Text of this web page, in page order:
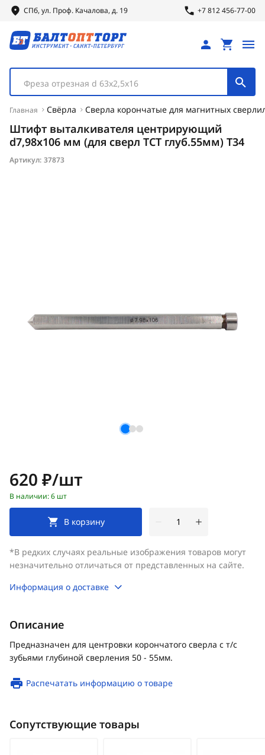
СПб, ул. Проф. Качалова, д. 19 +7 812 456-77-00
Фреза отрезная d 63х2,5х16
Главная Свёрла Сверла корончатые для магнитных
Штифт выталкивателя центрирующий
d7,98х106 мм (для сверл TCT глуб.55мм) Т34
Артикул: 37873
Цена:
620 ₽/шт
В наличии: 6 шт
В корзину
*В редких случаях реальные изображения товаров могут
незначительно отличаться от представленных на сайте.
Информация о доставке
Описание
Предназначен для центровки корончатого сверла с т/с
зубьями глубиной сверления 50 - 55мм.
Распечатать информацию о товаре
Сопутствующие товары